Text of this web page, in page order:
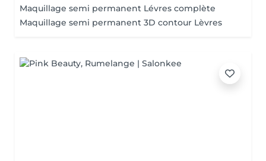
Maquillage semi permanent Lévres complète
Maquillage semi permanent 3D contour Lèvres